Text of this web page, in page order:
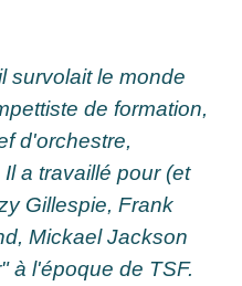
survolait le monde
de formation,
d'orchestre,
a travaillé pour (et
Gillespie, Frank
Mickael Jackson
à l'époque de TSF.